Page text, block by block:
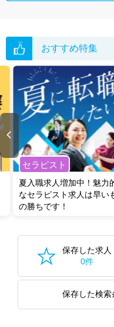
おすすめ特集
セラピスト
夏入職求人増加中！魅力
なセラピスト求人は早い
の勝ちです！
保存した求人
0件
保存した検索